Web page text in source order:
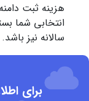
انتخابی شما
سالانه نیز باشد.
برای